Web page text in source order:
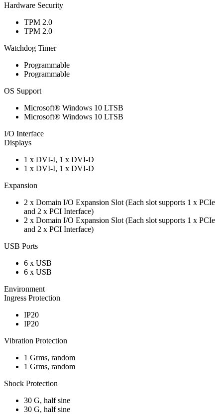
Hardware Security
TPM 2.0
TPM 2.0
Watchdog Timer
Programmable
Programmable
OS Support
Microsoft® Windows 10 LTSB
Microsoft® Windows 10 LTSB
I/O Interface
Displays
1 x DVI-I, 1 x DVI-D
1 x DVI-I, 1 x DVI-D
Expansion
2 x Domain I/O Expansion Slot (Each slot supports 1 x PCIe
and 2 x PCI Interface)
2 x Domain I/O Expansion Slot (Each slot supports 1 x PCIe
and 2 x PCI Interface)
USB Ports
6 x USB
6 x USB
Environment
Ingress Protection
IP20
IP20
Vibration Protection
1 Grms, random
1 Grms, random
Shock Protection
30 G, half sine
30 G, half sine